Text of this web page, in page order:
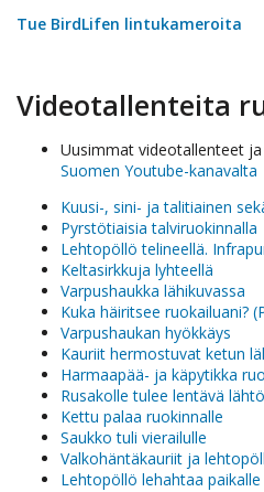
Tue BirdLifen lintukameroita
Videotallenteita
Uusimmat videotallenteet
Suomen Youtube-kanavalta
Kuusi-, sini- ja talitiainen
Pyrstötiaisia talviruokinnalla
Lehtopöllö telineellä.
Keltasirkkuja lyhteellä
Varpushaukka lähikuvassa
Kuka häiritsee ruokailuani?
Varpushaukan hyökkäys
Kauriit hermostuvat ketun
Harmaapää- ja käpytikka
Rusakolle tulee lentävä lähtö
Kettu palaa ruokinnalle
Saukko tuli vierailulle
Valkohäntäkauriit ja
Lehtopöllö lehahtaa paikalle